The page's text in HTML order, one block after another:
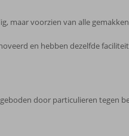
maar voorzien van alle
en hebben dezelfde
door particulieren tegen